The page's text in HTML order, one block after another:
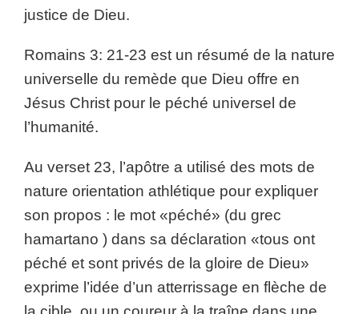
justice de Dieu.
Romains 3: 21-23 est un résumé de la nature
universelle du remède que Dieu offre en
Jésus Christ pour le péché universel de
l’humanité.
Au verset 23, l’apôtre a utilisé des mots de
nature orientation athlétique pour expliquer
son propos : le mot «péché» (du grec
hamartano ) dans sa déclaration «tous ont
péché et sont privés de la gloire de Dieu»
exprime l’idée d’un atterrissage en flèche de